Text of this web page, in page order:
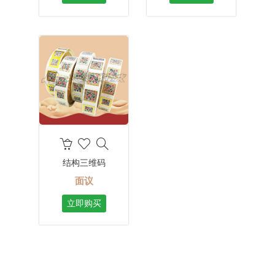
结构三维码
面议
立即购买